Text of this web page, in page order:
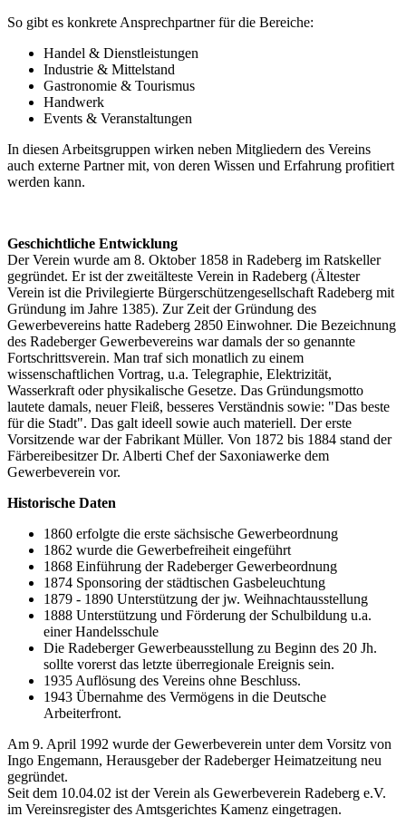
So gibt es konkrete Ansprechpartner für die Bereiche:
Handel & Dienstleistungen
Industrie & Mittelstand
Gastronomie & Tourismus
Handwerk
Events & Veranstaltungen
In diesen Arbeitsgruppen wirken neben Mitgliedern des Vereins
auch externe Partner mit, von deren Wissen und Erfahrung profitiert
werden kann.
Geschichtliche Entwicklung
Der Verein wurde am 8. Oktober 1858 in Radeberg im Ratskeller
gegründet. Er ist der zweitälteste Verein in Radeberg (Ältester
Verein ist die Privilegierte Bürgerschützengesellschaft Radeberg mit
Gründung im Jahre 1385). Zur Zeit der Gründung des
Gewerbevereins hatte Radeberg 2850 Einwohner. Die Bezeichnung
des Radeberger Gewerbevereins war damals der so genannte
Fortschrittsverein. Man traf sich monatlich zu einem
wissenschaftlichen Vortrag, u.a. Telegraphie, Elektrizität,
Wasserkraft oder physikalische Gesetze. Das Gründungsmotto
lautete damals, neuer Fleiß, besseres Verständnis sowie: "Das beste
für die Stadt". Das galt ideell sowie auch materiell. Der erste
Vorsitzende war der Fabrikant Müller. Von 1872 bis 1884 stand der
Färbereibesitzer Dr. Alberti Chef der Saxoniawerke dem
Gewerbeverein vor.
Historische Daten
1860 erfolgte die erste sächsische Gewerbeordnung
1862 wurde die Gewerbefreiheit eingeführt
1868 Einführung der Radeberger Gewerbeordnung
1874 Sponsoring der städtischen Gasbeleuchtung
1879 - 1890 Unterstützung der jw. Weihnachtausstellung
1888 Unterstützung und Förderung der Schulbildung u.a.
einer Handelsschule
Die Radeberger Gewerbeausstellung zu Beginn des 20 Jh.
sollte vorerst das letzte überregionale Ereignis sein.
1935 Auflösung des Vereins ohne Beschluss.
1943 Übernahme des Vermögens in die Deutsche
Arbeiterfront.
Am 9. April 1992 wurde der Gewerbeverein unter dem Vorsitz von
Ingo Engemann, Herausgeber der Radeberger Heimatzeitung neu
gegründet.
Seit dem 10.04.02 ist der Verein als Gewerbeverein Radeberg e.V.
im Vereinsregister des Amtsgerichtes Kamenz eingetragen.